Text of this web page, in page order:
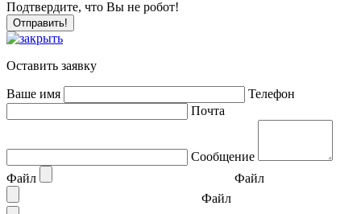
Подтвердите, что Вы не робот!
Оставить заявку
Ваше имя
Телефон
Почта
Сообщение
Файл
Файл
Файл